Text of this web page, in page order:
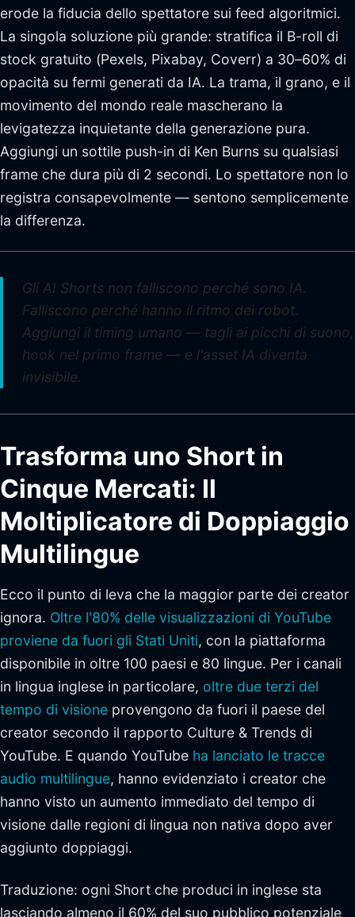
erode la fiducia dello spettatore sui feed algoritmici.
La singola soluzione più grande: stratifica il B-roll di
stock gratuito (Pexels, Pixabay, Coverr) a 30–60% di
opacità su fermi generati da IA. La trama, il grano, e il
movimento del mondo reale mascherano la
levigatezza inquietante della generazione pura.
Aggiungi un sottile push-in di Ken Burns su qualsiasi
frame che dura più di 2 secondi. Lo spettatore non lo
registra consapevolmente — sentono semplicemente
la differenza.
Gli AI Shorts non falliscono perché sono IA.
Falliscono perché hanno il ritmo dei robot.
Aggiungi il timing umano — tagli ai picchi di suono,
hook nel primo frame — e l'asset IA diventa
invisibile.
Trasforma uno Short in
Cinque Mercati: Il
Moltiplicatore di Doppiaggio
Multilingue
Ecco il punto di leva che la maggior parte dei creator
ignora. Oltre l'80% delle visualizzazioni di YouTube
proviene da fuori gli Stati Uniti, con la piattaforma
disponibile in oltre 100 paesi e 80 lingue. Per i canali
in lingua inglese in particolare, oltre due terzi del
tempo di visione provengono da fuori il paese del
creator secondo il rapporto Culture & Trends di
YouTube. E quando YouTube ha lanciato le tracce
audio multilingue, hanno evidenziato i creator che
hanno visto un aumento immediato del tempo di
visione dalle regioni di lingua non nativa dopo aver
aggiunto doppiaggi.
Traduzione: ogni Short che produci in inglese sta
lasciando almeno il 60% del suo pubblico potenziale